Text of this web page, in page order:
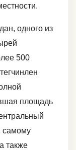
одного из
500
площадь
самому
также